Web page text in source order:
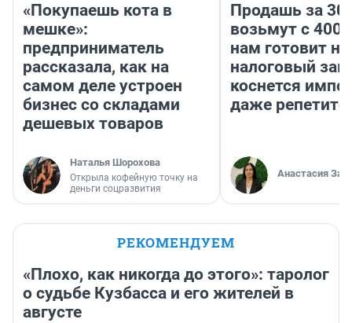
«Покупаешь кота в
мешке»:
предприниматель
рассказала, как на
самом деле устроен
бизнес со складами
дешевых товаров
Наталья Шорохова
Открыла кофейную точку на
деньги соцразвития
Продашь за
возьмут с
нам готовит
налоговый
коснется
даже
Анастасия
РЕКОМЕНДУЕМ
«Плохо, как никогда до этого»: таролог
о судьбе Кузбасса и его жителей в
августе